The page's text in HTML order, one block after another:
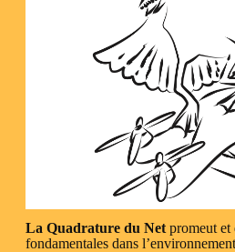
La Quadrature du Net promeut et
fondamentales dans